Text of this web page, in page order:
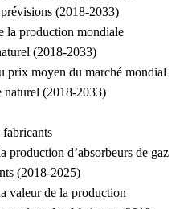
(2018-2033)
la production mondiale
(2018-2033)
prix moyen du marché mondial
naturel (2018-2033)
fabricants
production d’absorbeurs de gaz
(2018-2025)
valeur de la production